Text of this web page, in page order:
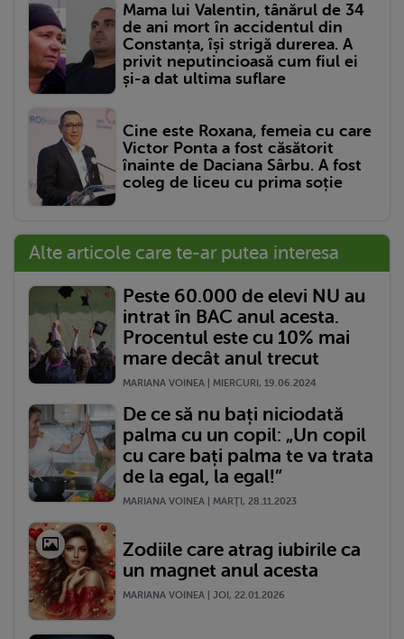
Mama lui Valentin, tânărul de 34
de ani mort în accidentul din
Constanța, își strigă durerea. A
privit neputincioasă cum fiul ei
și-a dat ultima suflare
Cine este Roxana, femeia cu care
Victor Ponta a fost căsătorit
înainte de Daciana Sârbu. A fost
coleg de liceu cu prima soție
Alte articole care te-ar putea interesa
Peste 60.000 de elevi NU au
intrat în BAC anul acesta.
Procentul este cu 10% mai
mare decât anul trecut
MARIANA VOINEA | MIERCURI, 19.06.2024
De ce să nu bați niciodată
palma cu un copil: „Un copil
cu care bați palma te va trata
de la egal, la egal!”
MARIANA VOINEA | MARŢI, 28.11.2023
Zodiile care atrag iubirile ca
un magnet anul acesta
MARIANA VOINEA | JOI, 22.01.2026